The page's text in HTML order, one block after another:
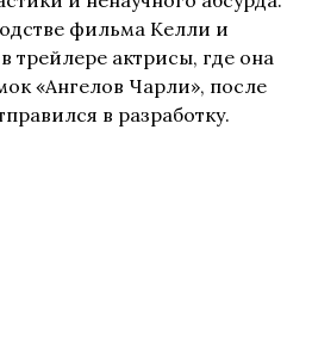
фильма Келли и
трейлере актрисы, где она
«Ангелов Чарли», после
в разработку.